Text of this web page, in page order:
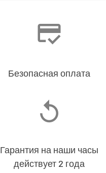
Безопасная оплата
Гарантия на наши часы
действует 2 года